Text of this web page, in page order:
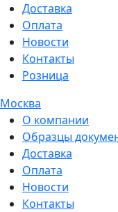
Доставка
Оплата
Новости
Контакты
Розница
Москва
О компании
Образцы
Доставка
Оплата
Новости
Контакты